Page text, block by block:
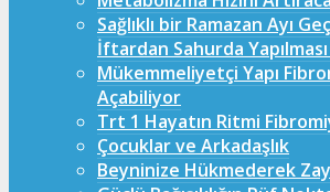
Sağlıklı bir Ramazan Ayı
İftardan Sahurda
Mükemmeliyetçi Yapı
Açabiliyor
Trt 1 Hayatın Ritmi
Çocuklar ve Arkadaşlık
Beyninize Hükmederek